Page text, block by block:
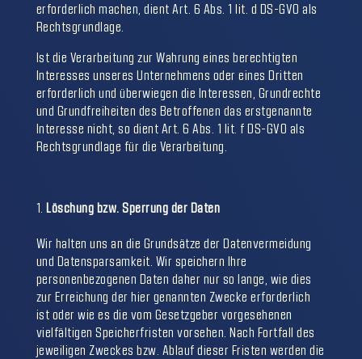
erforderlich machen, dient Art. 6 Abs. 1 lit. d DS-GVO als
Rechtsgrundlage.
Ist die Verarbeitung zur Wahrung eines berechtigten
Interesses unseres Unternehmens oder eines Dritten
erforderlich und überwiegen die Interessen, Grundrechte
und Grundfreiheiten des Betroffenen das erstgenannte
Interesse nicht, so dient Art. 6 Abs. 1 lit. f DS-GVO als
Rechtsgrundlage für die Verarbeitung.
Löschung bzw. Sperrung der Daten
Wir halten uns an die Grundsätze der Datenvermeidung
und Datensparsamkeit. Wir speichern Ihre
personenbezogenen Daten daher nur so lange, wie dies
zur Erreichung der hier genannten Zwecke erforderlich
ist oder wie es die vom Gesetzgeber vorgesehenen
vielfältigen Speicherfristen vorsehen. Nach Fortfall des
jeweiligen Zweckes bzw. Ablauf dieser Fristen werden die